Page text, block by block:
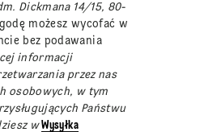
Dickmana 14/15, 80-
możesz wycofać w
bez podawania
informacji
przez nas
osobowych, w tym
Państwu
wWysyłka